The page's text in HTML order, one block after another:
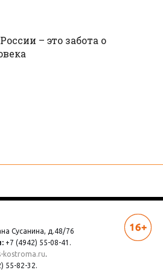
– это забота о
Сусанина, д.48/76
+7 (4942) 55-08-41.
kostroma.ru.
55-82-32.